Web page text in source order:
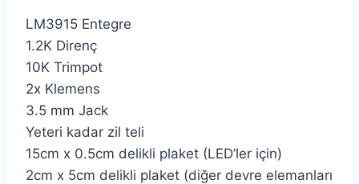
LM3915 Entegre
1.2K Direnç
10K Trimpot
2x Klemens
3.5 mm Jack
Yeteri kadar zil teli
15cm x 0.5cm delikli plaket (LED’ler için)
2cm x 5cm delikli plaket (diğer devre elemanları